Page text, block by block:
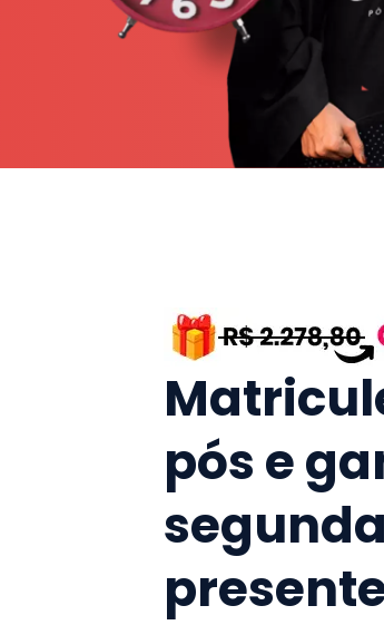
pós e